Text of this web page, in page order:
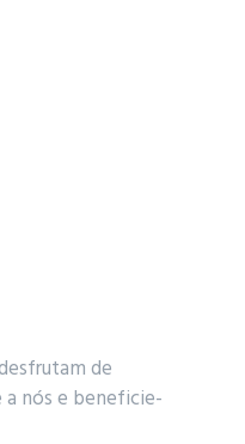
de
a nós e beneficie-